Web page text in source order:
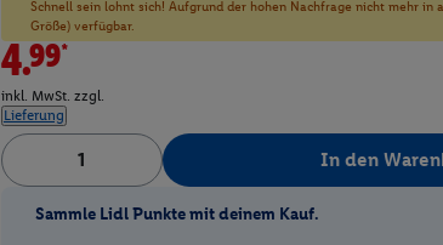
Schnell sein lohnt sich! Aufgrund der hohen Nachfrage nicht mehr in
Größe) verfügbar.
4.99*
inkl. MwSt. zzgl.
Lieferung
In den
Sammle Lidl Punkte mit deinem Kauf.